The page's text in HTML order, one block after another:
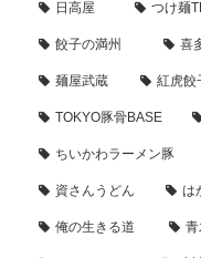
日高屋 つけ麺
餃子の満州 喜
麺屋武蔵 紅虎餃
TOKYO豚骨BASE
ちいかわラーメン豚
資さんうどん は
俺の生きる道